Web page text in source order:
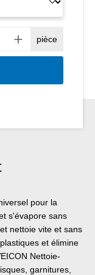
pièce
pour la
s'évapore sans
nettoie vite et sans
et élimine
Nettoie-
garnitures,